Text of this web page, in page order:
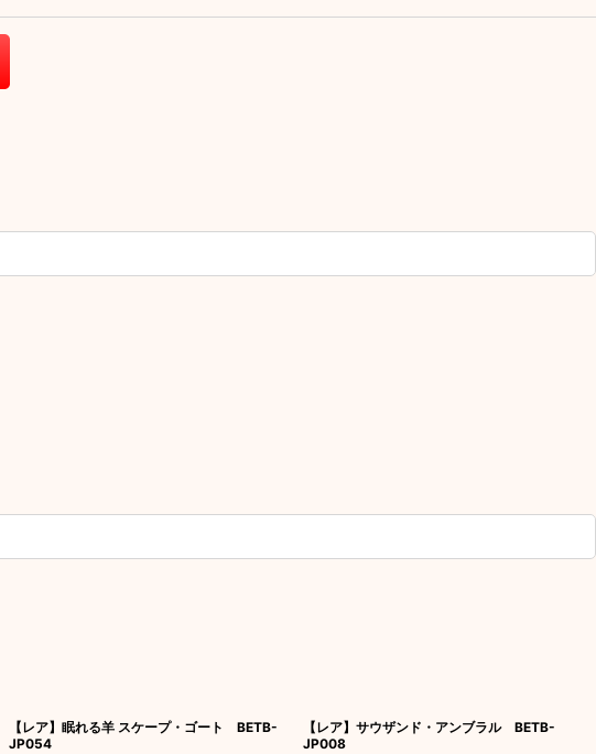
【レア】眠れる羊 スケープ・ゴート BETB-
JP054
【レア】サウザンド・アンブラル BETB-
JP008